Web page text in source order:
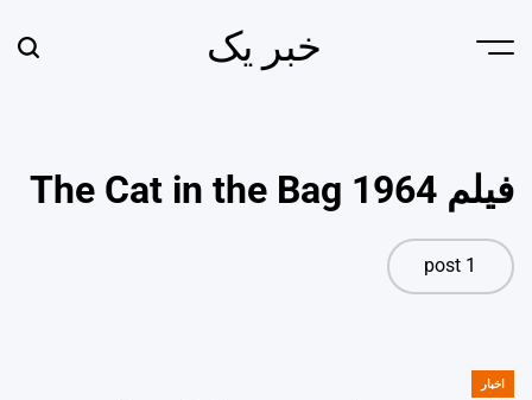
Menu خبر یک
فیلم The Cat in the Bag 1964
1 post
POSTED
اخبار